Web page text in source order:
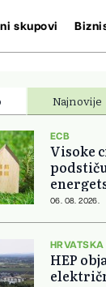
skupovi
Najnovije
ECB
Visoke
domova
06. 08. 2026.
HRVATSKA
HEP